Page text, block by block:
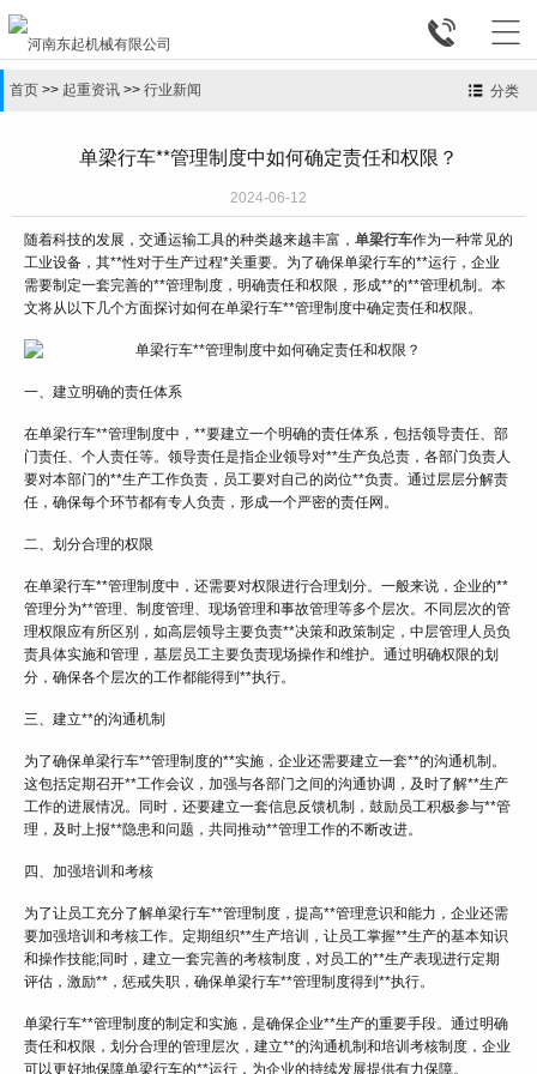


分类
首页 >> 起重资讯 >> 行业新闻
单梁行车**管理制度中如何确定责任和权限？
2024-06-12
随着科技的发展，交通运输工具的种类越来越丰富， 单梁行车作为一种常见的
工业设备，其**性对于生产过程*关重要。为了确保单梁行车的**运行，企业
需要制定一套完善的**管理制度，明确责任和权限，形成**的**管理机制。本
文将从以下几个方面探讨如何在单梁行车**管理制度中确定责任和权限。
一、建立明确的责任体系
在单梁行车**管理制度中，**要建立一个明确的责任体系，包括领导责任、部
门责任、个人责任等。领导责任是指企业领导对**生产负总责，各部门负责人
要对本部门的**生产工作负责，员工要对自己的岗位**负责。通过层层分解责
任，确保每个环节都有专人负责，形成一个严密的责任网。
二、划分合理的权限
在单梁行车**管理制度中，还需要对权限进行合理划分。一般来说，企业的**
管理分为**管理、制度管理、现场管理和事故管理等多个层次。不同层次的管
理权限应有所区别，如高层领导主要负责**决策和政策制定，中层管理人员负
责具体实施和管理，基层员工主要负责现场操作和维护。通过明确权限的划
分，确保各个层次的工作都能得到**执行。
三、建立**的沟通机制
为了确保单梁行车**管理制度的**实施，企业还需要建立一套**的沟通机制。
这包括定期召开**工作会议，加强与各部门之间的沟通协调，及时了解**生产
工作的进展情况。同时，还要建立一套信息反馈机制，鼓励员工积极参与**管
理，及时上报**隐患和问题，共同推动**管理工作的不断改进。
四、加强培训和考核
为了让员工充分了解单梁行车**管理制度，提高**管理意识和能力，企业还需
要加强培训和考核工作。定期组织**生产培训，让员工掌握**生产的基本知识
和操作技能;同时，建立一套完善的考核制度，对员工的**生产表现进行定期
评估，激励**，惩戒失职，确保单梁行车**管理制度得到**执行。
单梁行车**管理制度的制定和实施，是确保企业**生产的重要手段。通过明确
责任和权限，划分合理的管理层次，建立**的沟通机制和培训考核制度，企业
可以更好地保障单梁行车的**运行，为企业的持续发展提供有力保障。